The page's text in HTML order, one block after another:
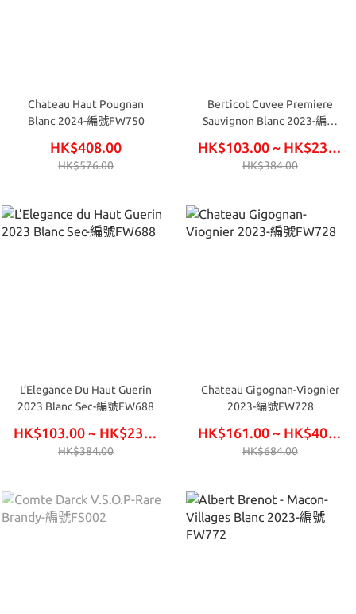
Chateau Haut Pougnan
Blanc 2024-編號FW750
HK$408.00
HK$576.00
Berticot Cuvee Premiere
Sauvignon Blanc 2023-編號
HK$103.00 ~ HK$234.00
HK$384.00
L’Elegance Du Haut Guerin
2023 Blanc Sec-編號FW688
HK$103.00 ~ HK$234.00
HK$384.00
Chateau Gigognan-Viognier
2023-編號FW728
HK$161.00 ~ HK$408.00
HK$684.00